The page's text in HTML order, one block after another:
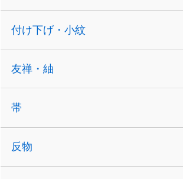
付け下げ・小紋
友禅・紬
帯
反物